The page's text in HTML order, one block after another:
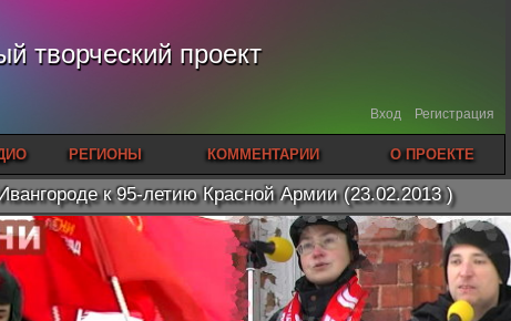
творческий проект
Вход Регистрация
РЕГИОНЫ КОММЕНТАРИИ О ПРОЕКТЕ
к 95-летию Красной Армии (23.02.2013 )